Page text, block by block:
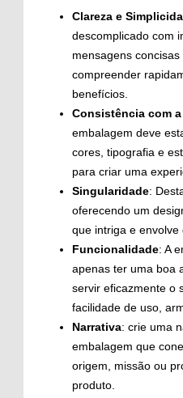
Clareza e
descomplicado com
mensagens
compreender
benefícios.
Consistência com
embalagem deve
cores, tipografia e
para criar uma
Singularidade:
oferecendo um
que intriga e envolve
Funcionalidade: A
apenas ter uma boa
servir eficazmente o
facilidade de uso,
Narrativa: crie uma
embalagem que
origem, missão ou
produto.